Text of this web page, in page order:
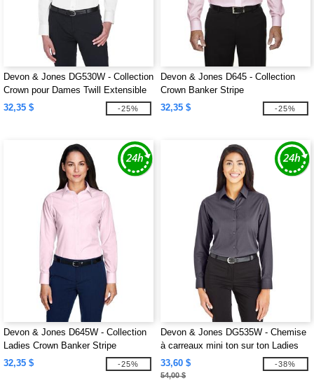
Devon & Jones DG530W - Collection
Crown pour Dames Twill Extensible
Uni
32,35 $ -25%
Devon & Jones D645 - Collection
Crown Banker Stripe
32,35 $
-25%
Devon & Jones D645W - Collection
Ladies Crown Banker Stripe
32,35 $
-25%
Devon & Jones DG535W - Chemise
à carreaux mini ton sur ton Ladies
CrownLux Performance
33,60 $
54,00 $
-38%